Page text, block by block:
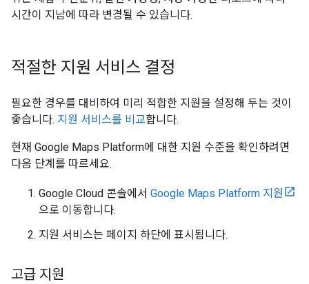
시간이 지남에 따라 변경될 수 있습니다.
적절한 지원 서비스 결정
필요한 경우를 대비하여 미리 적합한 지원을 설정해 두는 것이
좋습니다. 지원 서비스를 비교합니다.
현재 Google Maps Platform에 대한 지원 수준을 확인하려면
다음 단계를 따르세요.
Google Cloud 콘솔에서 Google Maps Platform 지원
으로 이동합니다.
지원 서비스는 페이지 하단에 표시됩니다.
고급 지원